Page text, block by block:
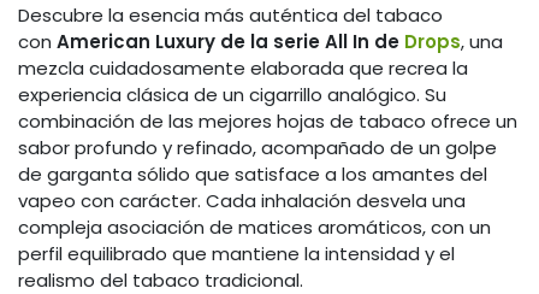
Descubre la esencia más auténtica del tabaco
con American Luxury de la serie All In de Drops, una
mezcla cuidadosamente elaborada que recrea la
experiencia clásica de un cigarrillo analógico. Su
combinación de las mejores hojas de tabaco ofrece un
sabor profundo y refinado, acompañado de un golpe
de garganta sólido que satisface a los amantes del
vapeo con carácter. Cada inhalación desvela una
compleja asociación de matices aromáticos, con un
perfil equilibrado que mantiene la intensidad y el
realismo del tabaco tradicional.